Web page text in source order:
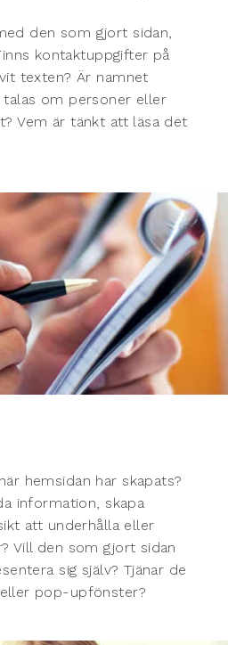
den som gjort sidan,
kontaktuppgifter på
texten? Är namnet
om personer eller
Vem är tänkt att läsa det
hemsidan har skapats?
information, skapa
att underhålla eller
Vill den som gjort sidan
sig själv? Tjänar de
pop-upfönster?